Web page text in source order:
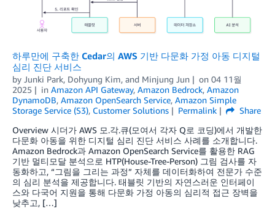
하루만에 구축한 Cedar의 AWS 기반 다문화 가정 아동 디지털
심리 진단 서비스
by Junki Park, Dohyung Kim, and Minjung Jun on 04 11월
2025
in Amazon API Gateway, Amazon Bedrock, Amazon
DynamoDB, Amazon OpenSearch Service, Amazon Simple
Storage Service (S3), Customer Solutions Permalink
Share
Overview 시더가 AWS 모.각.큐(모여서 각자 Q로 코딩)에서 개발한
다문화 아동을 위한 디지털 심리 진단 서비스 사례를 소개합니다.
Amazon Bedrock과 Amazon OpenSearch Service를 활용한 RAG
기반 멀티모달 분석으로 HTP(House-Tree-Person) 그림 검사를 자
동화하고, “그림을 그리는 과정” 자체를 데이터화하여 전문가 수준
의 심리 분석을 제공합니다. 태블릿 기반의 자연스러운 인터페이
스와 다국어 지원을 통해 다문화 가정 아동의 심리적 접근 장벽을
낮추고, […]